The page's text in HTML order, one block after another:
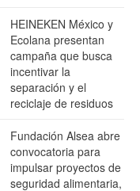
HEINEKEN México y
Ecolana presentan
campaña que busca
incentivar la
separación y el
reciclaje de residuos
Fundación Alsea abre
convocatoria para
impulsar proyectos de
seguridad alimentaria,